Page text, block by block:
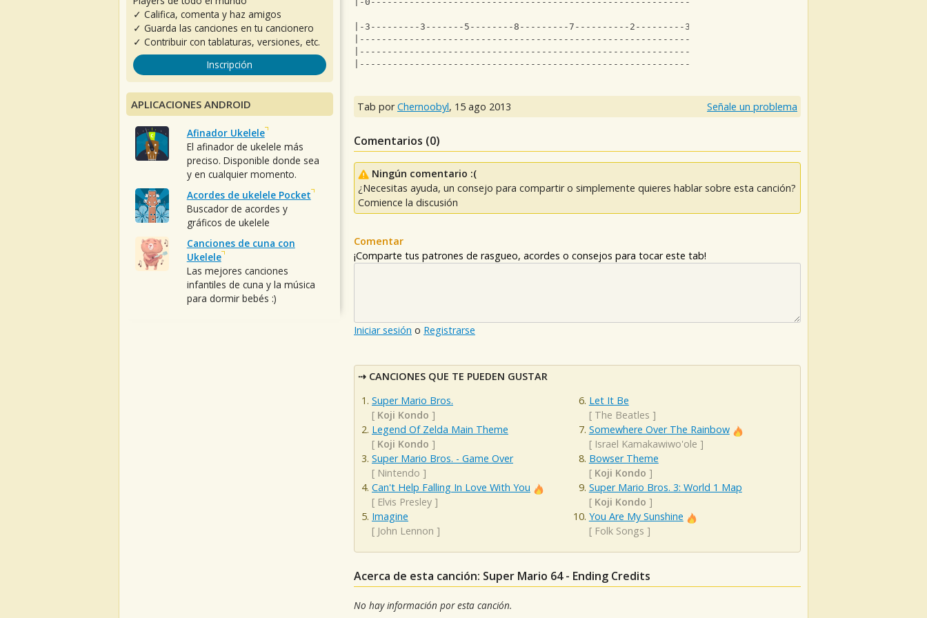
|-3---------3-------5--------8---------7----------2---------3---------3--|
|------------------------------------------------------------------------|
|------------------------------------------------------------------------|
|------------------------------------------------------------------------|
Tab porChernoobyl, 15 ago 2013 Señale un problema
Comentarios (0)
Ningún comentario :(
¿Necesitas ayuda, un consejo para compartir o simplemente quieres hablar sobre esta canción?
Comience la discusión
Comentar
¡Comparte tus patrones de rasgueo, acordes o consejos para tocar este tab!
Iniciar sesión o Registrarse
CANCIONES QUE TE PUEDEN GUSTAR
Super Mario Bros.
[ Koji Kondo ]
Legend Of Zelda Main Theme
[ Koji Kondo ]
Super Mario Bros. - Game Over
[ Nintendo ]
Can't Help Falling In Love With You
[ Elvis Presley ]
Imagine
[ John Lennon ]
Let It Be
[ The Beatles ]
Somewhere Over The Rainbow
[ Israel Kamakawiwo'ole ]
Bowser Theme
[ Koji Kondo ]
Super Mario Bros. 3: World 1 Map
[ Koji Kondo ]
You Are My Sunshine
[ Folk Songs ]
Acerca de esta canción: Super Mario 64 - Ending Credits
No hay información por esta canción.
✓ Califica, comenta y haz amigos
✓ Guarda las canciones en tu cancionero
✓ Contribuir con tablaturas, versiones, etc.
Inscripción
APLICACIONES ANDROID
Afinador Ukelele
El afinador de ukelele más
preciso. Disponible donde sea
y en cualquier momento.
Acordes de ukelele Pocket
Buscador de acordes y
gráficos de ukelele
Canciones de cuna con
Ukelele
Las mejores canciones
infantiles de cuna y la música
para dormir bebés :)